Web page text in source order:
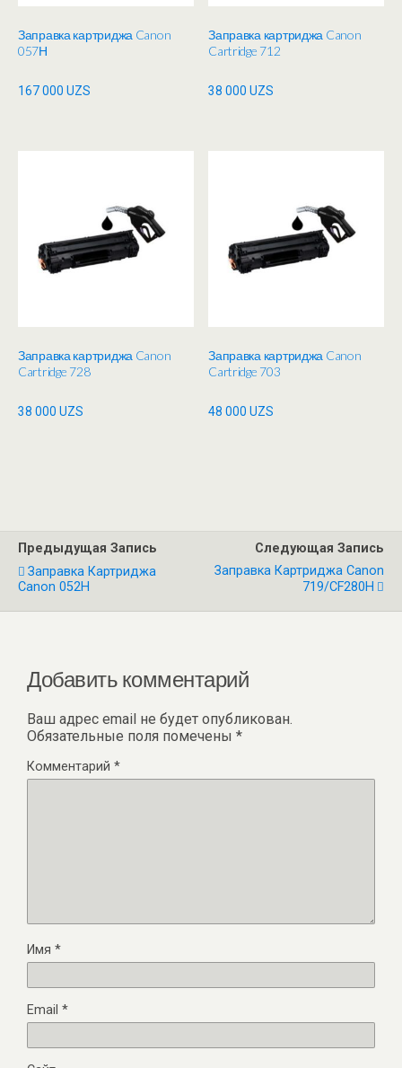
Заправка картриджа Canon
057Н
167 000 UZS
Заправка картриджа Canon
Cartridge 712
38 000UZS
Заправка картриджа Canon
Cartridge 728
38 000 UZS
Заправка картриджа Canon
Cartridge 703
48 000UZS
Предыдущая Запись
Заправка Картриджа
Canon 052H
Следующая Запись
Заправка Картриджа Canon
719/CF280H
Добавить комментарий
Ваш адрес email не будет опубликован.
Обязательные поля помечены *
Комментарий *
Имя *
Email *